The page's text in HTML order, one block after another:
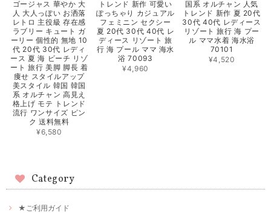
ゴージャス 華やか 大
人 大人っぽい お洒落
レトロ 主役級 存在感
ラブリー キュート ガ
ーリー 個性的 無地 10
代 20代 30代 レディ
ース 夏 海 ビーチ リゾ
ート 旅行 美脚 脚長 着
痩せ スタイルアップ
美スタイル 韓国 韓国
系 オルチャン 高見え
格上げ モテ トレンド
流行 ワンサイズ ピン
ク 送料無料
¥6,580
トレンド 新作 可愛い
ぽっちゃり カジュアル
フェミニン セクシー
夏 20代 30代 40代 レ
ディース リゾート 旅
行 海 プール ママ 海水
浴 70093
¥4,960
国系 オルチャン 人気
トレンド 新作 夏 20代
30代 40代 レディース
リゾート 旅行 海 プー
ル ママ水着 海水浴
70101
¥4,520
Category
★ご利用ガイド